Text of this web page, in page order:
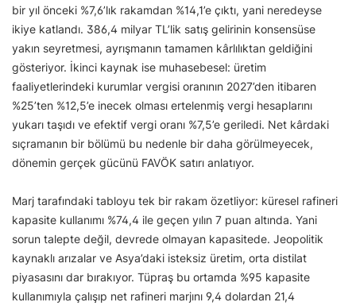
bir yıl önceki %7,6’lık rakamdan %14,1’e çıktı, yani neredeyse
ikiye katlandı. 386,4 milyar TL’lik satış gelirinin konsensüse
yakın seyretmesi, ayrışmanın tamamen kârlılıktan geldiğini
gösteriyor. İkinci kaynak ise muhasebesel: üretim
faaliyetlerindeki kurumlar vergisi oranının 2027’den itibaren
%25’ten %12,5’e inecek olması ertelenmiş vergi hesaplarını
yukarı taşıdı ve efektif vergi oranı %7,5’e geriledi. Net kârdaki
sıçramanın bir bölümü bu nedenle bir daha görülmeyecek,
dönemin gerçek gücünü FAVÖK satırı anlatıyor.
Marj tarafındaki tabloyu tek bir rakam özetliyor: küresel rafineri
kapasite kullanımı %74,4 ile geçen yılın 7 puan altında. Yani
sorun talepte değil, devrede olmayan kapasitede. Jeopolitik
kaynaklı arızalar ve Asya’daki isteksiz üretim, orta distilat
piyasasını dar bırakıyor. Tüpraş bu ortamda %95 kapasite
kullanımıyla çalışıp net rafineri marjını 9,4 dolardan 21,4